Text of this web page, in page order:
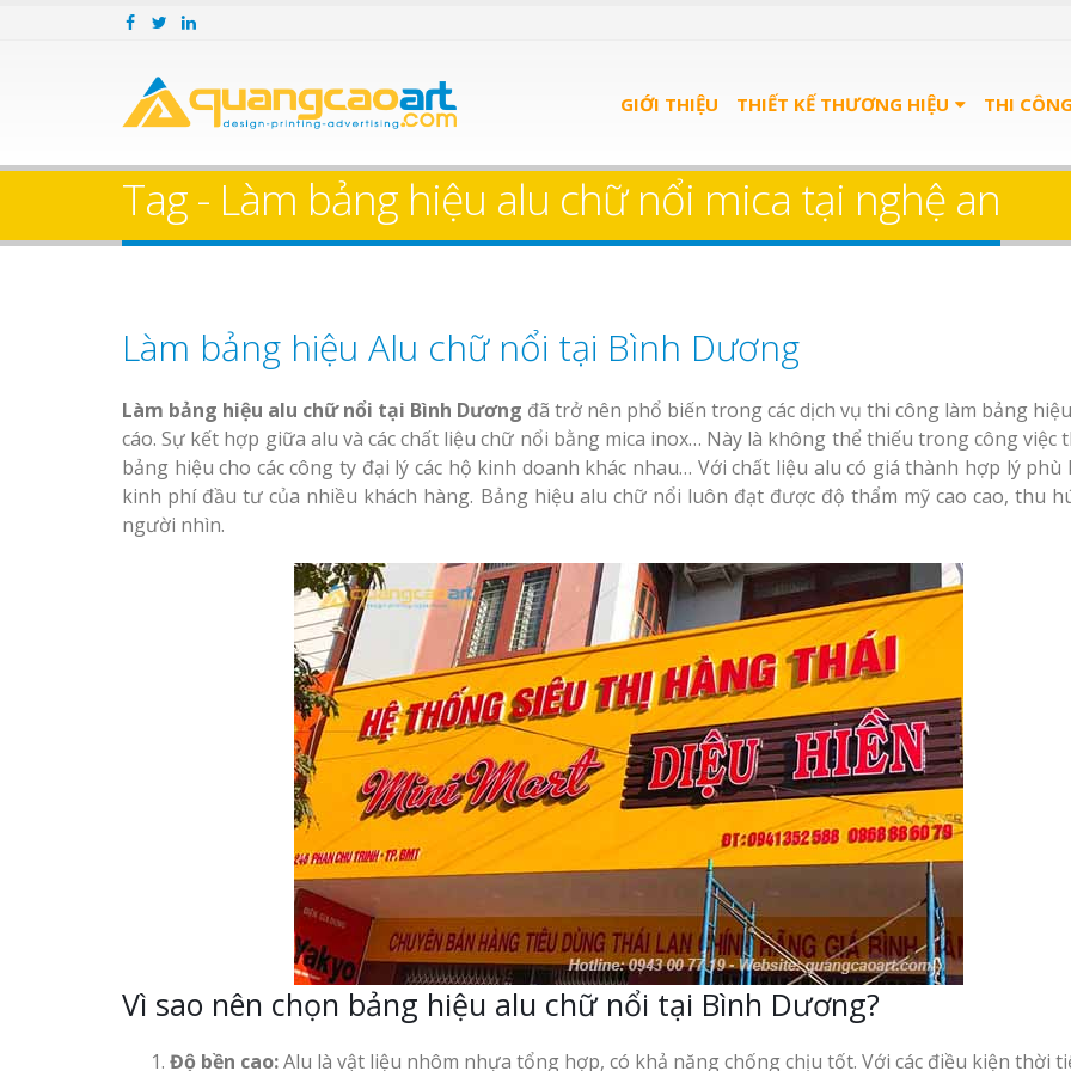
GIỚI THIỆU THIẾT KẾ THƯƠNG HIỆU THI
Tag - Làm bảng hiệu alu chữ nổi mica tại nghệ an
Làm bảng hiệu Alu chữ nổi tại Bình Dương
Làm bảng hiệu alu chữ nổi tại Bình Dương đã trở nên phổ biến trong các dịch vụ thi công làm bảng
cáo. Sự kết hợp giữa alu và các chất liệu chữ nổi bằng mica inox… Này là không thể thiếu trong công việc
bảng hiệu cho các công ty đại lý các hộ kinh doanh khác nhau… Với chất liệu alu có giá thành hợp lý phù
kinh phí đầu tư của nhiều khách hàng. Bảng hiệu alu chữ nổi luôn đạt được độ thẩm mỹ cao cao, thu
người nhìn.
Vì sao nên chọn bảng hiệu alu chữ nổi tại Bình Dương?
Độ bền cao:Alu là vật liệu nhôm nhựa tổng hợp, có khả năng chống chịu tốt. Với các điều kiện thời